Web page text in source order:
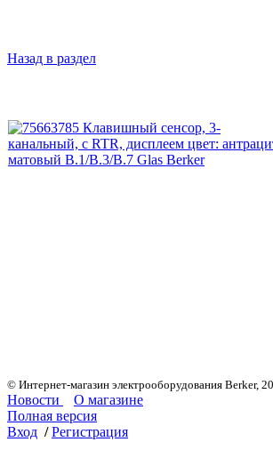
Назад в раздел
© Интернет-магазин электрооборудования Berker,
Новости
О магазине
Полная версия
Вход / Регистрация